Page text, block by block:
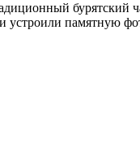
устроили памятную